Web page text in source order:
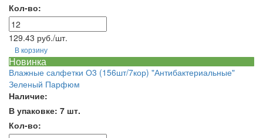
Кол-во:
129.43 руб./шт.
В корзину
Новинка
Влажные салфетки О3 (156шт/7кор) "Антибактериальные"
Зеленый Парфюм
Наличие:
В упаковке: 7 шт.
Кол-во: